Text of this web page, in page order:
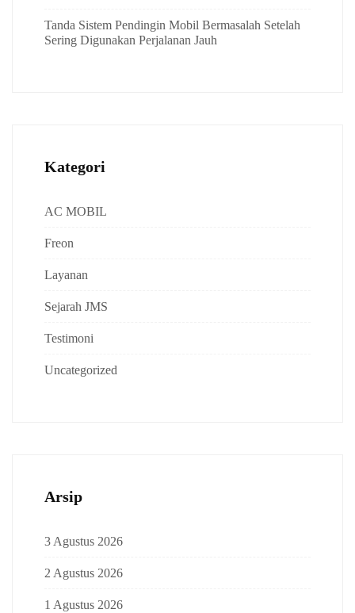
Tanda Sistem Pendingin Mobil Bermasalah Setelah
Sering Digunakan Perjalanan Jauh
Kategori
AC MOBIL
Freon
Layanan
Sejarah JMS
Testimoni
Uncategorized
Arsip
3 Agustus 2026
2 Agustus 2026
1 Agustus 2026